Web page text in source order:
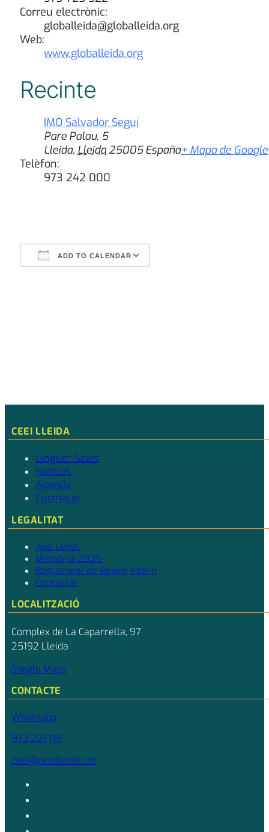
Correu electrònic:
globalleida@globalleida.org
Web:
www.globalleida.org
Recinte
IMO Salvador Seguí
Pare Palau, 5
Lleida, Lleida 25005 España+ Mapa de Google
Telèfon:
973 242 000
ADD TO CALENDAR
CEEI LLEIDA
Lloguer Sales
Notícies
Agenda
Formació
LEGALITAT
Avís Legal
Memòria 2025
Reglament de Règim Intern
Contactar
LOCALITZACIÓ
Complex de La Caparrella, 97
25192 Lleida
Google Maps
CONTACTE
Whatsapp
973 221 119
ceei@ceeilleida.cat